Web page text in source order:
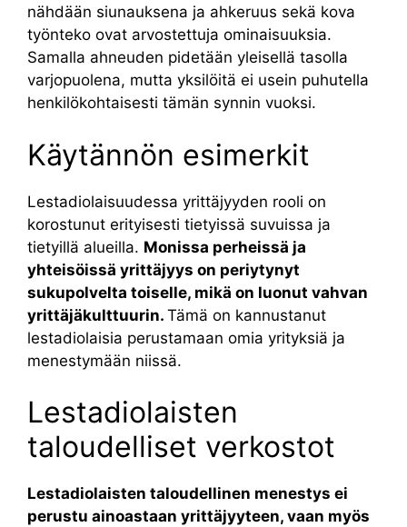
nähdään siunauksena ja ahkeruus sekä kova
työnteko ovat arvostettuja ominaisuuksia.
Samalla ahneuden pidetään yleisellä tasolla
varjopuolena, mutta yksilöitä ei usein puhutella
henkilökohtaisesti tämän synnin vuoksi.
Käytännön esimerkit
Lestadiolaisuudessa yrittäjyyden rooli on
korostunut erityisesti tietyissä suvuissa ja
tietyillä alueilla. Monissa perheissä ja
yhteisöissä yrittäjyys on periytynyt
sukupolvelta toiselle, mikä on luonut vahvan
yrittäjäkulttuurin. Tämä on kannustanut
lestadiolaisia perustamaan omia yrityksiä ja
menestymään niissä.
Lestadiolaisten
taloudelliset verkostot
Lestadiolaisten taloudellinen menestys ei
perustu ainoastaan yrittäjyyteen, vaan myös